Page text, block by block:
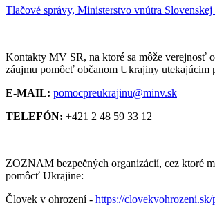
Tlačové správy, Ministerstvo vnútra
Kontakty MV SR, na ktoré sa môže verejnosť
záujmu pomôcť občanom Ukrajiny utekajúcim
E-MAIL: pomocpreukrajinu@minv.sk
TELEFÓN: +421 2 48 59 33 12
ZOZNAM bezpečných organizácií, cez ktoré
pomôcť Ukrajine:
Človek v ohrození - https://